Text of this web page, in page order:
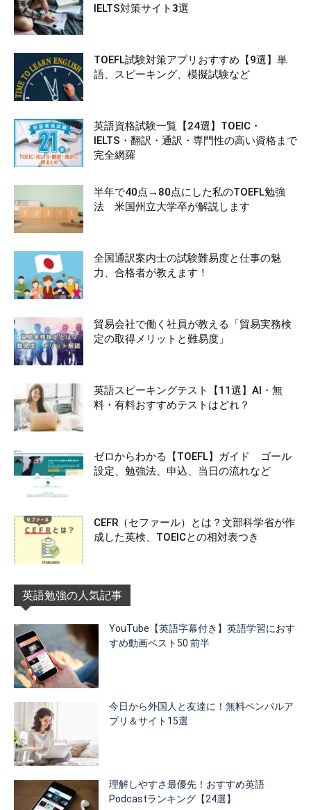
IELTS対策サイト3選
TOEFL試験対策アプリおすすめ【9選】単
語、スピーキング、模擬試験など
英語資格試験一覧【24選】TOEIC・
IELTS・翻訳・通訳・専門性の高い資格まで
完全網羅
半年で40点→80点にした私のTOEFL勉強
法 米国州立大学卒が解説します
全国通訳案内士の試験難易度と仕事の魅
力、合格者が教えます！
貿易会社で働く社員が教える「貿易実務検
定の取得メリットと難易度」
英語スピーキングテスト【11選】AI・無
料・有料おすすめテストはどれ？
ゼロからわかる【TOEFL】ガイド ゴール
設定、勉強法、申込、当日の流れなど
CEFR（セファール）とは？文部科学省が作
成した英検、TOEICとの相対表つき
英語勉強の人気記事
YouTube【英語字幕付き】英語学習におす
すめ動画ベスト50 前半
今日から外国人と友達に！無料ペンパルア
プリ＆サイト15選
理解しやすさ最優先！おすすめ英語
Podcastランキング【24選】